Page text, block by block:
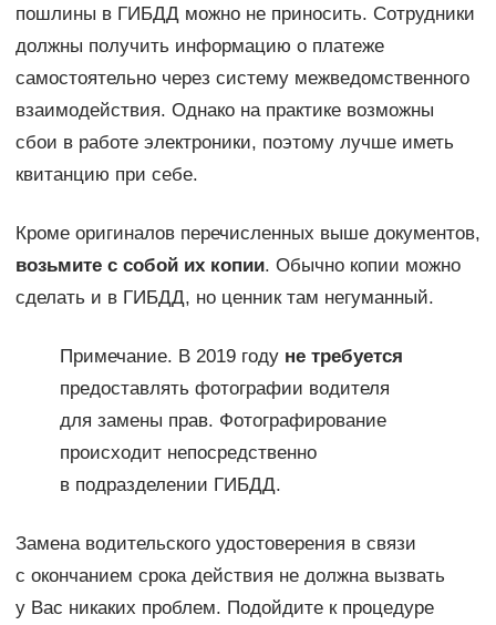
пошлины в ГИБДД можно не приносить. Сотрудники
должны получить информацию о платеже
самостоятельно через систему межведомственного
взаимодействия. Однако на практике возможны
сбои в работе электроники, поэтому лучше иметь
квитанцию при себе.
Кроме оригиналов перечисленных выше документов,
возьмите с собой их копии. Обычно копии можно
сделать и в ГИБДД, но ценник там негуманный.
Примечание. В 2019 году не требуется
предоставлять фотографии водителя
для замены прав. Фотографирование
происходит непосредственно
в подразделении ГИБДД.
Замена водительского удостоверения в связи
с окончанием срока действия не должна вызвать
у Вас никаких проблем. Подойдите к процедуре